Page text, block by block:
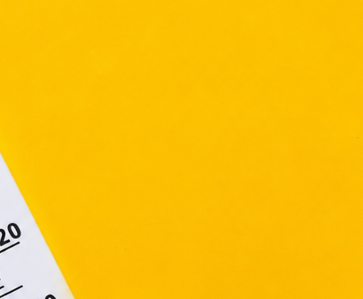
melyek az Európai Unió országain belül
és ezeknek a felhasználó
történő tárolásához a felhasználók hozzájárulását